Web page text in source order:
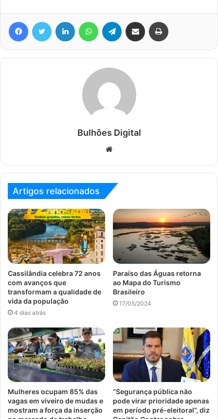
FacebookTwitter Linkedin WhatsAppTelegram Compartilhar via e-mail
Bulhões Digital
Website
Artigos relacionados
Cassilândia celebra 72 anos
com avanços que
transformam a qualidade de
vida da população
4 dias atrás
Paraíso das Águas retorna
ao Mapa do Turismo
Brasileiro
17/05/2024
Mulheres ocupam 85% das
vagas em viveiro de mudas e
mostram a força da inserção
“Segurança pública não
pode virar prioridade apenas
em período pré-eleitoral”, diz